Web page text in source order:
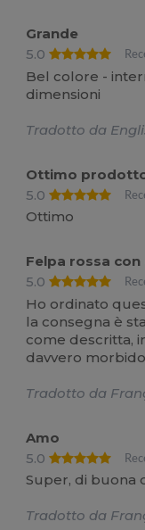
Grande
5.0
Bel colore -
dimensioni
Tradotto da
Ottimo
5.0
Ottimo
Felpa rossa
5.0
Ho ordinato
la consegna è
come descritta,
davvero
Tradotto da
Amo
5.0
Super, di buona
Tradotto da